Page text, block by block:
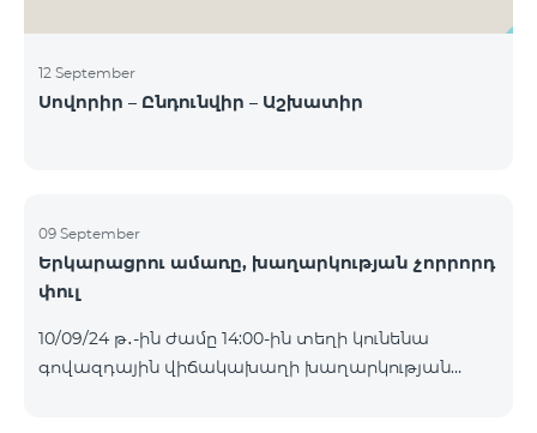
12 September
Սովորիր – Ընդունվիր – Աշխատիր
09 September
Երկարացրու ամառը, խաղարկության չորրորդ
փուլ
10/09/24 թ․-ին ժամը 14:00-ին տեղի կունենա
գովազդային վիճակախաղի խաղարկության